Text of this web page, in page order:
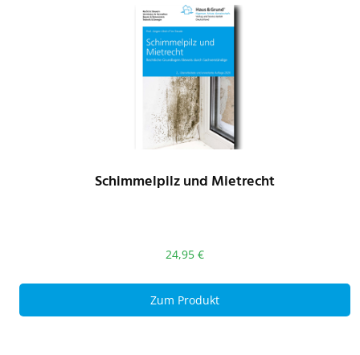
Schimmelpilz und Mietrecht
24,95 €
Zum Produkt